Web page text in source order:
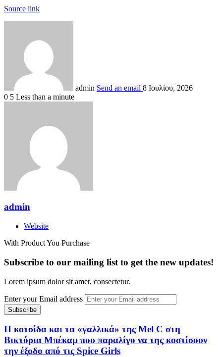
Source link
admin Send an email 8 Ιουλίου, 2026
0 5 Less than a minute
admin
Website
With Product You Purchase
Subscribe to our mailing list to get the new updates!
Lorem ipsum dolor sit amet, consectetur.
Enter your Email address
Η κοτσίδα και τα «γαλλικά» της Mel C στη
Βικτόρια Μπέκαμ που παραλίγο να της κοστίσουν
την έξοδο από τις Spice Girls